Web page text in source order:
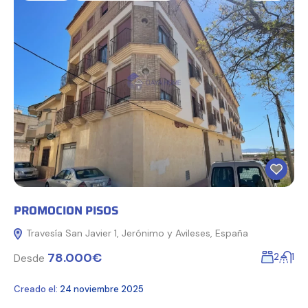
PROMOCION PISOS
Travesía San Javier 1, Jerónimo y Avileses, España
Desde 78.000€ 2 1
Creado el: 24 noviembre 2025